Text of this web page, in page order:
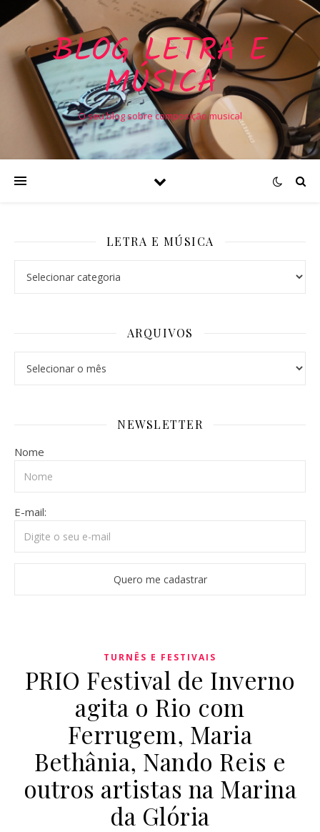
BLOG LETRA E
MÚSICA
O seu blog sobre composição musical
LETRA E MÚSICA
ARQUIVOS
NEWSLETTER
Nome
E-mail:
TURNÊS E FESTIVAIS
PRIO Festival de Inverno
agita o Rio com
Ferrugem, Maria
Bethânia, Nando Reis e
outros artistas na Marina
da Glória